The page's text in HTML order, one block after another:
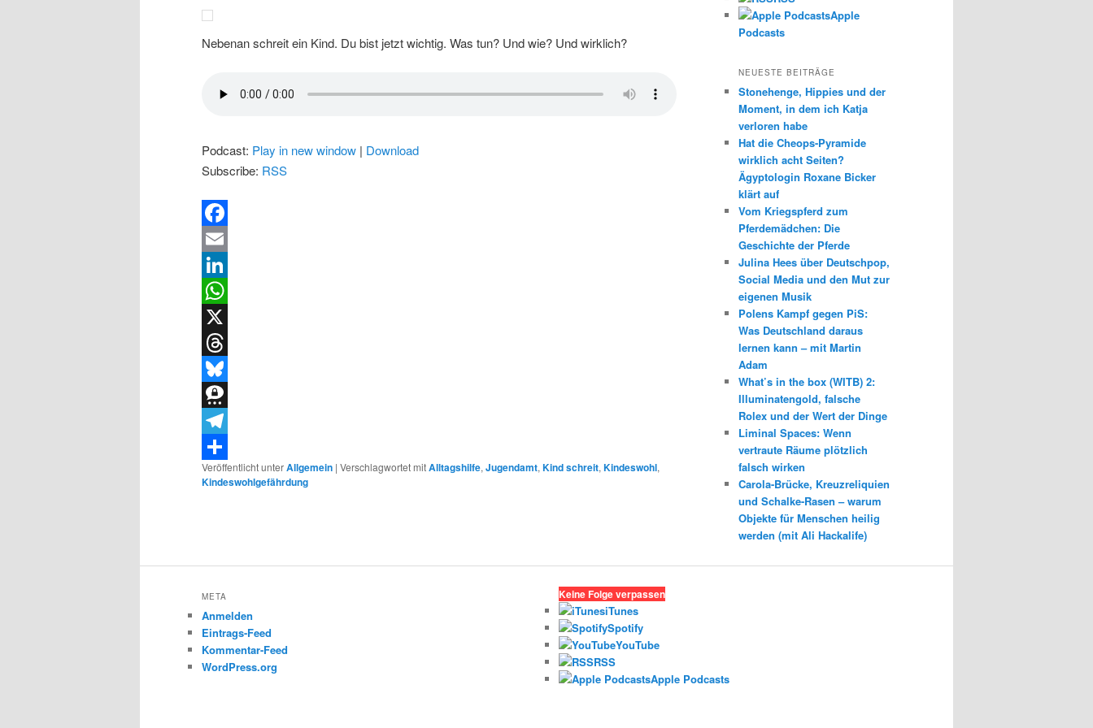
Nebenan schreit ein Kind. Du bist jetzt wichtig. Was tun? Und wie? Und wirklich?
Podcast: Play in new window | Download
Subscribe: RSS
Facebook
Email
LinkedIn
WhatsApp
X
Threads
Bluesky
Threema
Telegram
Teilen
Veröffentlicht unterAllgemein | Verschlagwortet mitAlltagshilfe, Jugendamt, Kind schreit, Kindeswohl,
Kindeswohlgefährdung
Apple
Podcasts
NEUESTE BEITRÄGE
Stonehenge, Hippies und der
Moment, in dem ich Katja
verloren habe
Hat die Cheops-Pyramide
wirklich acht Seiten?
Ägyptologin Roxane Bicker
klärt auf
Vom Kriegspferd zum
Pferdemädchen: Die
Geschichte der Pferde
Julina Hees über Deutschpop,
Social Media und den Mut zur
eigenen Musik
Polens Kampf gegen PiS:
Was Deutschland daraus
lernen kann – mit Martin
Adam
What’s in the box (WITB) 2:
Illuminatengold, falsche
Rolex und der Wert der Dinge
Liminal Spaces: Wenn
vertraute Räume plötzlich
falsch wirken
Carola-Brücke, Kreuzreliquien
und Schalke-Rasen – warum
Objekte für Menschen heilig
werden (mit Ali Hackalife)
META
Anmelden
Eintrags-Feed
Kommentar-Feed
WordPress.org
Keine Folge verpassen
iTunes
Spotify
YouTube
RSS
Apple Podcasts